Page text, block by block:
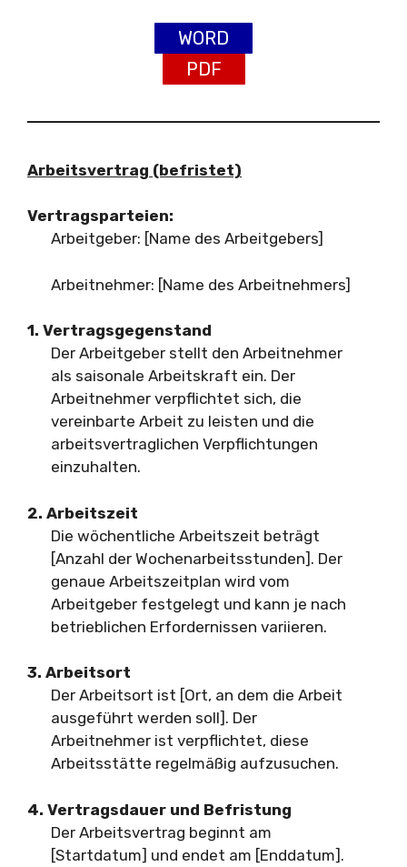
WORD
PDF
Arbeitsvertrag (befristet)
Vertragsparteien:
Arbeitgeber: [Name des Arbeitgebers]
Arbeitnehmer: [Name des Arbeitnehmers]
1. Vertragsgegenstand
Der Arbeitgeber stellt den Arbeitnehmer
als saisonale Arbeitskraft ein. Der
Arbeitnehmer verpflichtet sich, die
vereinbarte Arbeit zu leisten und die
arbeitsvertraglichen Verpflichtungen
einzuhalten.
2. Arbeitszeit
Die wöchentliche Arbeitszeit beträgt
[Anzahl der Wochenarbeitsstunden]. Der
genaue Arbeitszeitplan wird vom
Arbeitgeber festgelegt und kann je nach
betrieblichen Erfordernissen variieren.
3. Arbeitsort
Der Arbeitsort ist [Ort, an dem die Arbeit
ausgeführt werden soll]. Der
Arbeitnehmer ist verpflichtet, diese
Arbeitsstätte regelmäßig aufzusuchen.
4. Vertragsdauer und Befristung
Der Arbeitsvertrag beginnt am
[Startdatum] und endet am [Enddatum].